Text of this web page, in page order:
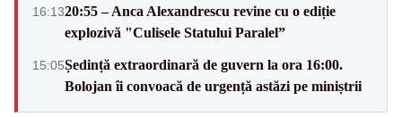
16:1320:55 – Anca Alexandrescu revine cu o ediție
explozivă "Culisele Statului Paralel”
15:05Ședință extraordinară de guvern la ora 16:00.
Bolojan îi convoacă de urgență astăzi pe miniștrii